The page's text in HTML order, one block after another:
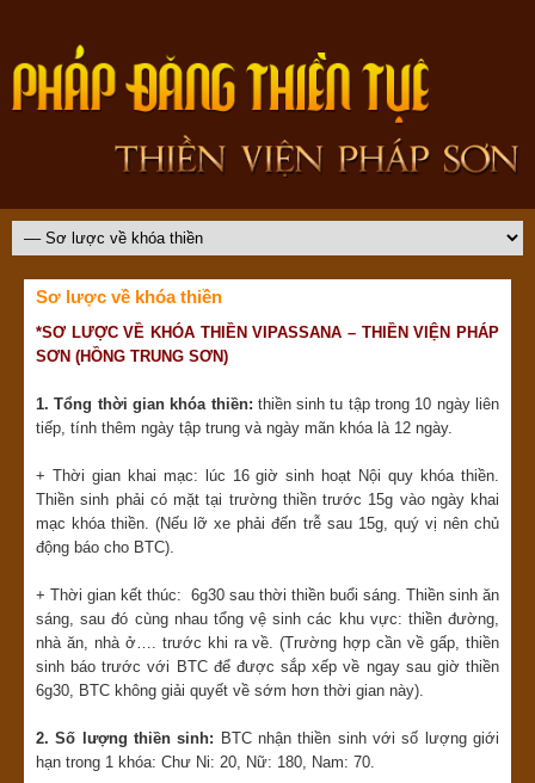
Sơ lược về khóa thiền
*SƠ LƯỢC VỀ KHÓA THIỀN VIPASSANA – THIỀN VIỆN PHÁP
SƠN (HỒNG TRUNG SƠN)
1. Tổng thời gian khóa thiền: thiền sinh tu tập trong 10 ngày liên
tiếp, tính thêm ngày tập trung và ngày mãn khóa là 12 ngày.
+ Thời gian khai mạc: lúc 16 giờ sinh hoạt Nội quy khóa thiền.
Thiền sinh phải có mặt tại trường thiền trước 15g vào ngày khai
mạc khóa thiền. (Nếu lỡ xe phải đến trễ sau 15g, quý vị nên chủ
động báo cho BTC).
+ Thời gian kết thúc: 6g30 sau thời thiền buổi sáng. Thiền sinh ăn
sáng, sau đó cùng nhau tổng vệ sinh các khu vực: thiền đường,
nhà ăn, nhà ở…. trước khi ra về. (Trường hợp cần về gấp, thiền
sinh báo trước với BTC để được sắp xếp về ngay sau giờ thiền
6g30, BTC không giải quyết về sớm hơn thời gian này).
2. Số lượng thiền sinh: BTC nhận thiền sinh với số lượng giới
hạn trong 1 khóa: Chư Ni: 20, Nữ: 180, Nam: 70.